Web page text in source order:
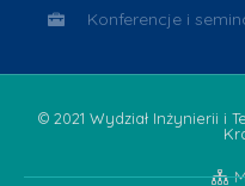
Konferencje i
© 2021 Wydział Inżynierii i